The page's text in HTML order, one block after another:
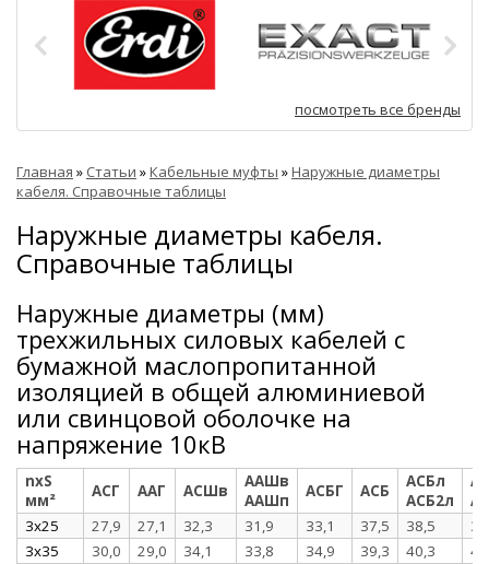
посмотреть все бренды
Главная » Статьи »Кабельные муфты »Наружные диаметры
кабеля. Справочные таблицы
Наружные диаметры кабеля.
Справочные таблицы
Наружные диаметры (мм)
трехжильных силовых кабелей с
бумажной маслопропитанной
изоляцией в общей алюминиевой
или свинцовой оболочке на
напряжение 10кВ
nхS
мм²
АСГ ААГ АСШв
ААШв
ААШп
АСБГ АСБ
АСБл
АСБ2л
3x25
27,9 27,1 32,3 31,9 33,1 37,5 38,5
3x35
30,0 29,0 34,1 33,8 34,9 39,3 40,3